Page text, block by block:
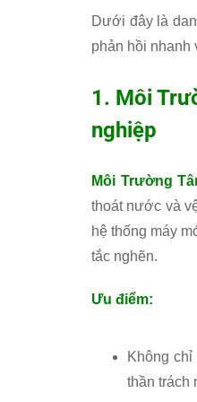
Dưới đây là
phản hồi nhanh
1. Môi
nghiệp
Môi Trường
thoát nước và
hệ thống máy
tắc nghẽn.
Ưu điểm:
Không
thần trách